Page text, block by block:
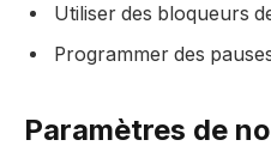
Utiliser des bloqueurs
Programmer des
Paramètres de